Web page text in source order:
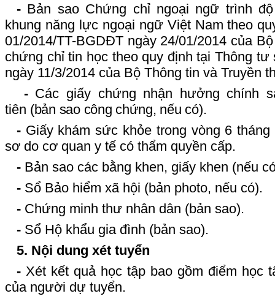
-Bản sao Chứng chỉ ngoại ngữ trình
khung năng lực ngoại ngữ Việt Nam theo
01/2014/TT-BGDĐT ngày 24/01/2014 của
chứng chỉ tin học theo quy định tại Thông tư
ngày 11/3/2014 của Bộ Thông tin và Truyền
-Các giấy chứng nhận hưởng chính
tiên (bản sao công chứng, nếu có).
-Giấy khám sức khỏe trong vòng 6 tháng
sơ do cơ quan y tế có thẩm quyền cấp.
-Bản sao các bằng khen, giấy khen (nếu
-Sổ Bảo hiểm xã hội (bản photo, nếu có).
-Chứng minh thư nhân dân (bản sao).
-Sổ Hộ khẩu gia đình (bản sao).
5. Nội dung xét tuyển
-Xét kết quả học tập bao gồm điểm học
của người dự tuyển.